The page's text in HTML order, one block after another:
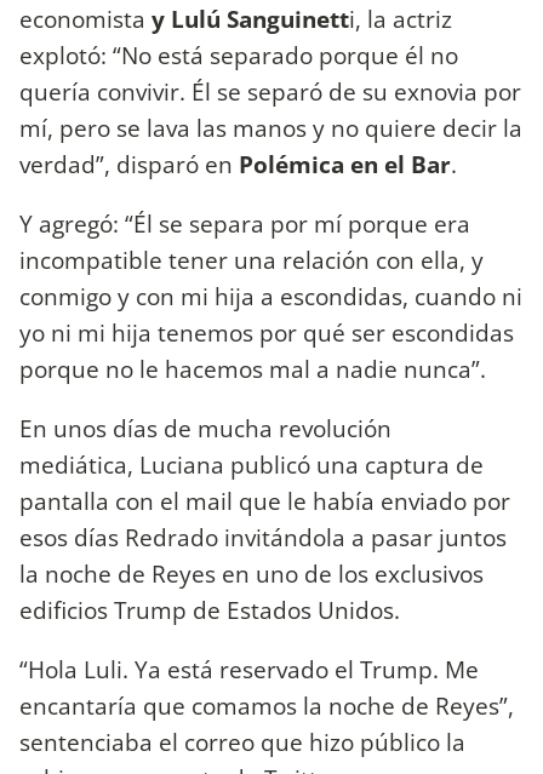
economista y Lulú Sanguinetti, la actriz
explotó: “No está separado porque él no
quería convivir. Él se separó de su exnovia por
mí, pero se lava las manos y no quiere decir la
verdad”, disparó en Polémica en el Bar.
Y agregó: “Él se separa por mí porque era
incompatible tener una relación con ella, y
conmigo y con mi hija a escondidas, cuando ni
yo ni mi hija tenemos por qué ser escondidas
porque no le hacemos mal a nadie nunca”.
En unos días de mucha revolución
mediática, Luciana publicó una captura de
pantalla con el mail que le había enviado por
esos días Redrado invitándola a pasar juntos
la noche de Reyes en uno de los exclusivos
edificios Trump de Estados Unidos.
“Hola Luli. Ya está reservado el Trump. Me
encantaría que comamos la noche de Reyes”,
sentenciaba el correo que hizo público la